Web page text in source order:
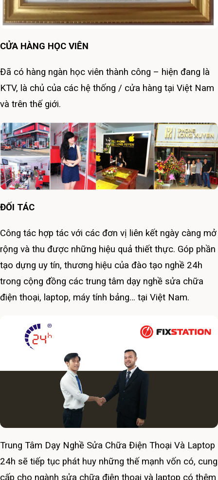
CỬA HÀNG HỌC VIÊN
Đã có hàng ngàn học viên thành công – hiện đang là
KTV, là chủ của các hệ thống / cửa hàng tại Việt Nam
và trên thế giới.
ĐỐI TÁC
Công tác hợp tác với các đơn vị liên kết ngày càng mở
rộng và thu được những hiệu quả thiết thực. Góp phần
tạo dựng uy tín, thương hiệu của đào tạo nghề 24h
trong cộng đồng các trung tâm dạy nghề sửa chữa
điện thoại, laptop, máy tính bảng… tại Việt Nam.
Trung Tâm Dạy Nghề Sửa Chữa Điện Thoại Và Laptop
24h sẽ tiếp tục phát huy những thế mạnh vốn có, cung
cấp cho ngành sửa chữa điện thoại và laptop có thêm